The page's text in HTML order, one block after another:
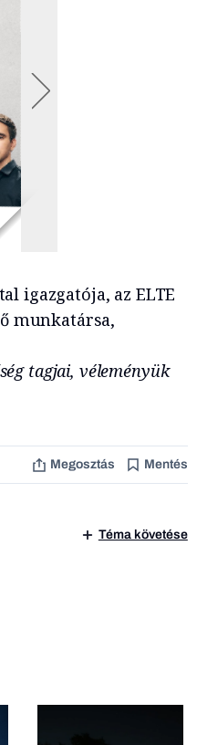
igazgatója, az ELTE
munkatársa,
tagjai, véleményük
Megosztás Mentés
Téma követése